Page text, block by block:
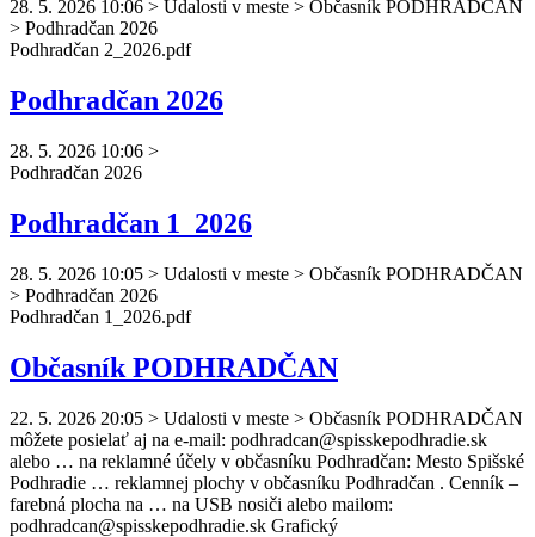
28. 5. 2026 10:06 > Udalosti v meste > Občasník PODHRADČAN
> Podhradčan 2026
Podhradčan 2_2026.pdf
Podhradčan 2026
28. 5. 2026 10:06 >
Podhradčan 2026
Podhradčan 1_2026
28. 5. 2026 10:05 > Udalosti v meste > Občasník PODHRADČAN
> Podhradčan 2026
Podhradčan 1_2026.pdf
Občasník PODHRADČAN
22. 5. 2026 20:05 > Udalosti v meste > Občasník PODHRADČAN
môžete posielať aj na e-mail: podhradcan@spisskepodhradie.sk
alebo … na reklamné účely v občasníku Podhradčan: Mesto Spišské
Podhradie … reklamnej plochy v občasníku Podhradčan . Cenník –
farebná plocha na … na USB nosiči alebo mailom:
podhradcan@spisskepodhradie.sk Grafický